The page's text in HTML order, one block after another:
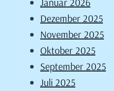
Dezember 2025
November 2025
Oktober 2025
September 2025
Juli 2025